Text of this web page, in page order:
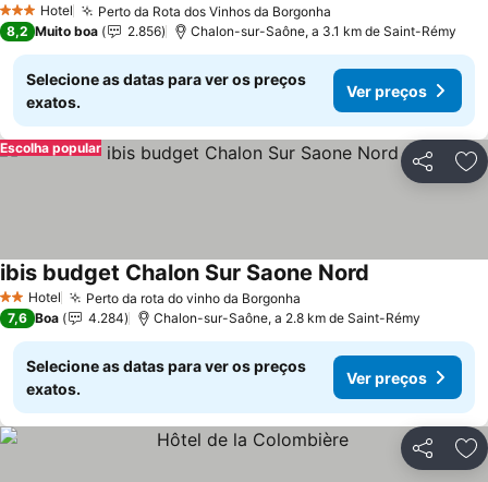
3 EstrelasHotel Perto da Rota dos Vinhos da Borgonha
8,2 Muito boa 2.856 Chalon-sur-Saône, a 3.1 km de Saint-Rémy
Selecione as datas para ver os preços
exatos.
Ver preços
Partilhar
Escolha popular
2 Estrelas
Hotel Perto da rota do vinho da Borgonha
ibis budget Chalon Sur Saone Nord
7,6 Boa 4.284 Chalon-sur-Saône, a 2.8 km de Saint-Rémy
Selecione as datas para ver os preços
exatos.
Ver preços
Partilhar